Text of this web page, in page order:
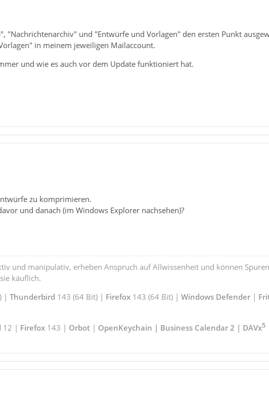
"Nachrichtenarchiv" und "Entwürfe und Vorlagen" den ersten Punkt
in meinem jeweiligen Mailaccount.
und wie es auch vor dem Update funktioniert hat.
zu komprimieren.
und danach (im Windows Explorer nachsehen)?
und manipulativ, erheben Anspruch auf Allwissenheit und können
käuflich.
| Thunderbird 143 (64 Bit) | Firefox143 (64 Bit) | Windows Defender|
12 | Firefox143 | Orbot| OpenKeychain | Business Calendar 2 | DAVx5